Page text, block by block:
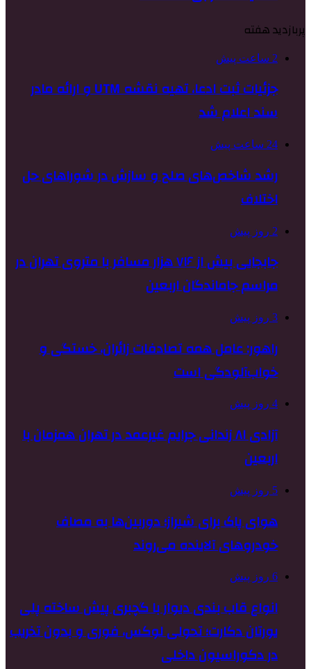
پربازدید هفته
2 ساعت پیش
جزئیات ثبت ادعا، تهیه نقشه UTM و ارائه مادر
سند اعلام شد
24 ساعت پیش
رشد شاخص‌های صلح و سازش در شوراهای حل
اختلاف
2 روز پیش
جابجایی بیش از ۷۱۶ هزار مسافر با متروی تهران در
مراسم جاماندگان اربعین
3 روز پیش
راهور: عامل همه تصادفات زائران، خستگی و
خواب‌آلودگی است
4 روز پیش
آزادی ۸۱ زندانی جرایم غیرعمد در تهران همزمان با
اربعین
5 روز پیش
هوای پاک برای شیراز؛ دوربین‌ها به مصاف
خودروهای آلاینده می‌روند
6 روز پیش
انواع قاب بندی دیوار با گچبری پیش ساخته پلی
یورتان دکارت؛ تحولی لوکس، فوری و بدون تخریب
در دکوراسیون داخلی